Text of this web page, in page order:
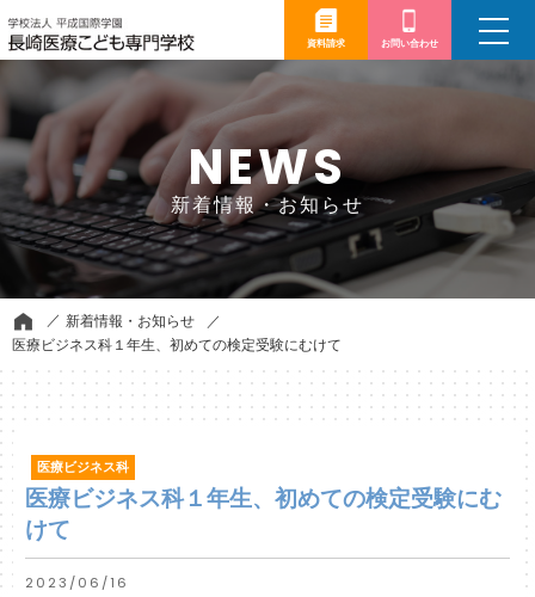
資料請求 お問い合わせ
toggle
NEWS
新着情報・お知らせ
新着情報・お知らせ
医療ビジネス科１年生、初めての検定受験にむけて
医療ビジネス科
医療ビジネス科１年生、初めての検定受験にむ
けて
2023/06/16